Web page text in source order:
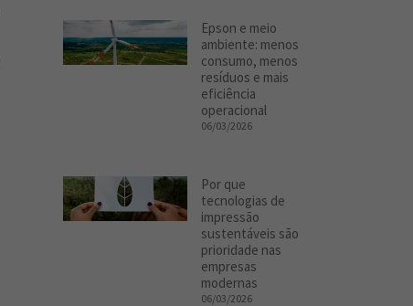
Epson e meio
ambiente: menos
consumo, menos
resíduos e mais
eficiência
operacional
06/03/2026
Por que
tecnologias de
impressão
sustentáveis são
prioridade nas
empresas
modernas
06/03/2026